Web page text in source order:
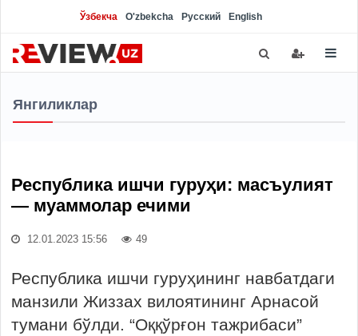
Ўзбекча O'zbekcha Русский English
Янгиликлар
Республика ишчи гуруҳи: масъулият
— муаммолар ечими
12.01.2023 15:56 49
Республика ишчи гуруҳининг навбатдаги
манзили Жиззах вилоятининг Арнасой
тумани бўлди. “Оққўрғон тажрибаси”